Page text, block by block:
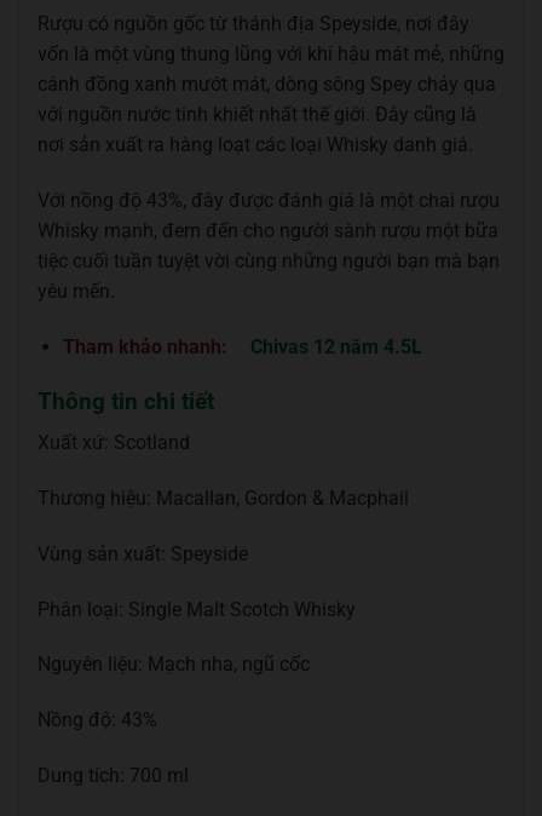
Rượu có nguồn gốc từ thánh địa Speyside, nơi đây
vốn là một vùng thung lũng với khí hậu mát mẻ, những
cánh đồng xanh mướt mát, dòng sông Spey chảy qua
với nguồn nước tinh khiết nhất thế giới. Đây cũng là
nơi sản xuất ra hàng loạt các loại Whisky danh giá.
Với nồng độ 43%, đây được đánh giá là một chai rượu
Whisky mạnh, đem đến cho người sành rượu một bữa
tiệc cuối tuần tuyệt vời cùng những người bạn mà bạn
yêu mến.
Tham khảo nhanh: Chivas 12 năm 4.5L
Thông tin chi tiết
Xuất xứ: Scotland
Thương hiệu: Macallan, Gordon & Macphail
Vùng sản xuất: Speyside
Phân loại: Single Malt Scotch Whisky
Nguyên liệu: Mạch nha, ngũ cốc
Nồng độ: 43%
Dung tích: 700 ml